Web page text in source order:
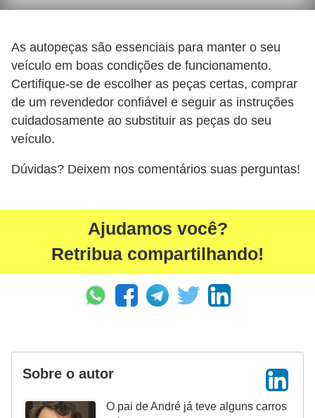
As autopeças são essenciais para manter o seu
veículo em boas condições de funcionamento.
Certifique-se de escolher as peças certas, comprar
de um revendedor confiável e seguir as instruções
cuidadosamente ao substituir as peças do seu
veículo.
Dúvidas? Deixem nos comentários suas perguntas!
Ajudamos você?
Retribua compartilhando!
Sobre o autor
O pai de André já teve alguns carros